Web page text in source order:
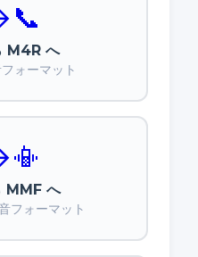
📞
M4R へ
ォーマット
📳
MMF へ
フォーマット